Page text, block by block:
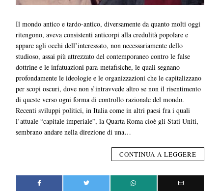
Il mondo antico e tardo-antico, diversamente da quanto molti oggi
ritengono, aveva consistenti anticorpi alla credulità popolare e
appare agli occhi dell’interessato, non necessariamente dello
studioso, assai più attrezzato del contemporaneo contro le false
dottrine e le infatuazioni para-metafisiche, le quali segnano
profondamente le ideologie e le organizzazioni che le capitalizzano
per scopi oscuri, dove non s’intravvede altro se non il risentimento
di queste verso ogni forma di controllo razionale del mondo.
Recenti sviluppi politici, in Italia come in altri paesi fra i quali
l’attuale “capitale imperiale”, la Quarta Roma cioè gli Stati Uniti,
sembrano andare nella direzione di una…
CONTINUA A LEGGERE